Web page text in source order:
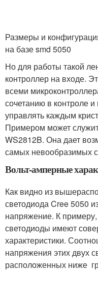
Размеры и
на базе smd 5050
Но для работы такой
контроллер на входе.
всеми
сочетанию в контроле
управлять каждым
Примером может
WS2812B. Она дает
самых невообразимых
Вольт-амперные
Как видно из
светодиода Cree 5050
напряжение. К примеру,
светодиоды имеют
характеристики.
напряжения этих двух
расположенных ниже